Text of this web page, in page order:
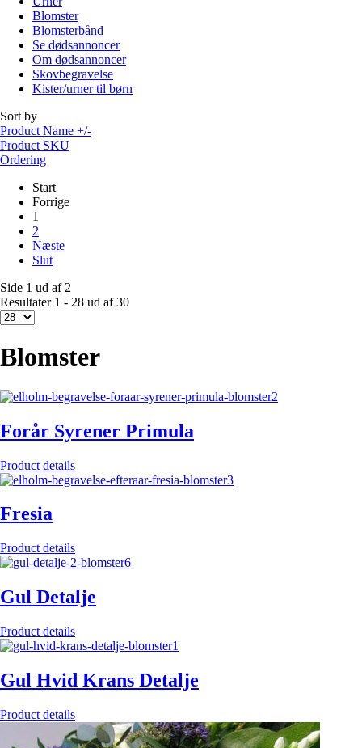
Blomster
Blomsterbånd
Se dødsannoncer
Om dødsannoncer
Skovbegravelse
Kister/urner til børn
Sort by
Product Name +/-
Product SKU
Ordering
Start
Forrige
1
2
Næste
Slut
Side 1 ud af 2
Resultater 1 - 28 ud af 30
Blomster
Forår Syrener Primula
Product details
Fresia
Product details
Gul Detalje
Product details
Gul Hvid Krans Detalje
Product details